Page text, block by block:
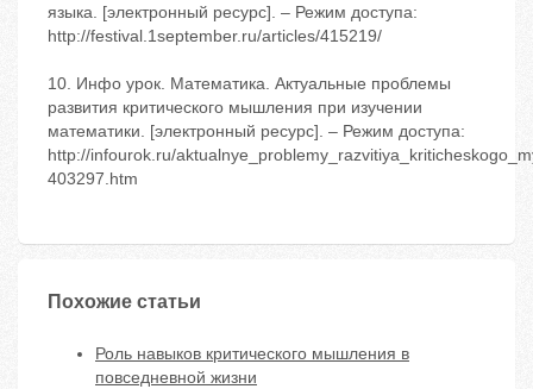
языка. [электронный ресурс]. – Режим доступа:
http://festival.1september.ru/articles/415219/
10. Инфо урок. Математика. Актуальные проблемы
развития критического мышления при изучении
математики. [электронный ресурс]. – Режим доступа:
http://infourok.ru/
403297.htm
Похожие статьи
Роль навыков критического мышления в
повседневной жизни